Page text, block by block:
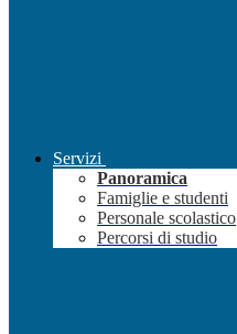
Servizi
Panoramica
Famiglie e studenti
Personale scolastico
Percorsi di studio